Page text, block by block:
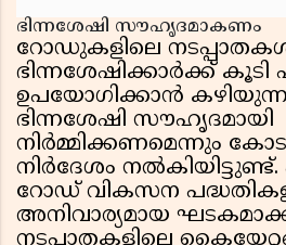
ഭിന്നശേഷി സൗഹൃദമാകണം
റോഡുകളിലെ
ഭിന്നശേഷിക്കാർക്ക്
ഉപയോഗിക്കാൻ കഴിയുന്ന
ഭിന്നശേഷി സൗഹൃദമായി
നിർമ്മിക്കണമെന്നും
നിർദേശം
റോഡ് വികസന
അനിവാര്യമായ